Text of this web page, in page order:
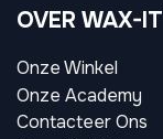
OVER WAX-IT
Onze Winkel
Onze Academy
Contacteer Ons